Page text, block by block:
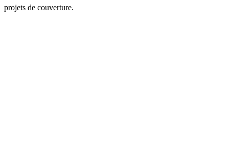
projets de couverture.